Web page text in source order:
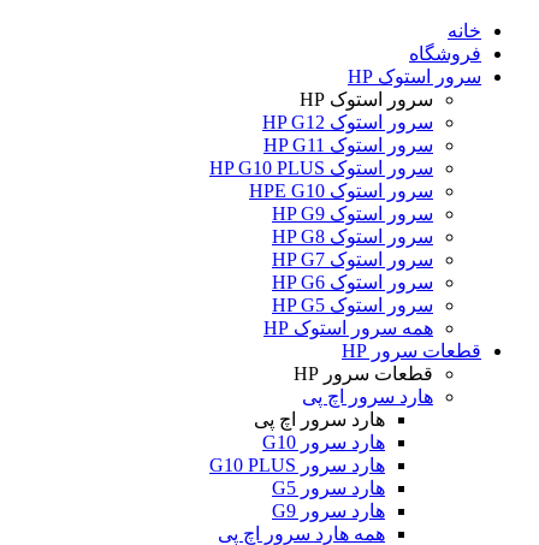
خانه
فروشگاه
سرور استوک HP
سرور استوک HP
سرور استوک HP G12
سرور استوک HP G11
سرور استوک HP G10 PLUS
سرور استوک HPE G10
سرور استوک HP G9
سرور استوک HP G8
سرور استوک HP G7
سرور استوک HP G6
سرور استوک HP G5
همه سرور استوک HP
قطعات سرور HP
قطعات سرور HP
هارد سرور اچ پی
هارد سرور اچ پی
هارد سرور G10
هارد سرور G10 PLUS
هارد سرور G5
هارد سرور G9
همه هارد سرور اچ پی